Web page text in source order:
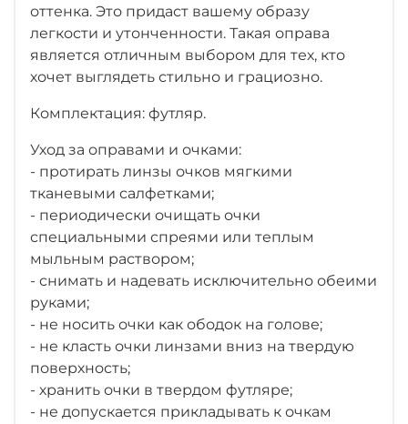
оттенка. Это придаст вашему образу
легкости и утонченности. Такая оправа
является отличным выбором для тех, кто
хочет выглядеть стильно и грациозно.
Комплектация: футляр.
Уход за оправами и очками:
- протирать линзы очков мягкими
тканевыми салфетками;
- периодически очищать очки
специальными спреями или теплым
мыльным раствором;
- снимать и надевать исключительно обеими
руками;
- не носить очки как ободок на голове;
- не класть очки линзами вниз на твердую
поверхность;
- хранить очки в твердом футляре;
- не допускается прикладывать к очкам